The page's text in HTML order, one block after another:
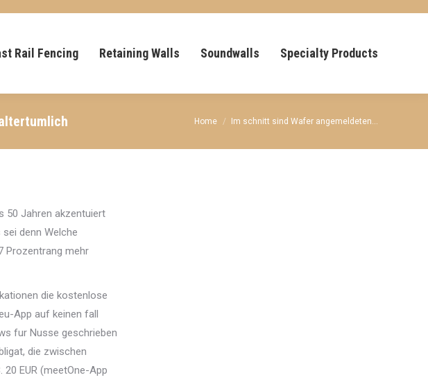
Rail Fencing Retaining Walls Soundwalls Specialty Products
You are here:
Home Im schnitt sind Wafer angemeldeten…
50 Jahren akzentuiert
denn Welche
Prozentrang mehr
die kostenlose
App auf keinen fall
fur Nusse geschrieben
die zwischen
EUR (meetOne-App